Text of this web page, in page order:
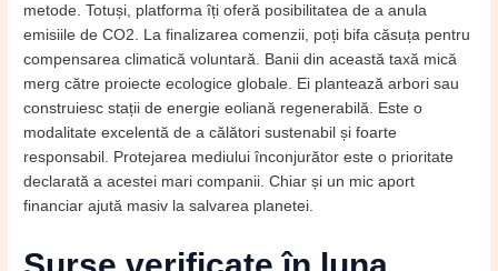
metode. Totuși, platforma îți oferă posibilitatea de a anula
emisiile de CO2. La finalizarea comenzii, poți bifa căsuța pentru
compensarea climatică voluntară. Banii din această taxă mică
merg către proiecte ecologice globale. Ei plantează arbori sau
construiesc stații de energie eoliană regenerabilă. Este o
modalitate excelentă de a călători sustenabil și foarte
responsabil. Protejarea mediului înconjurător este o prioritate
declarată a acestei mari companii. Chiar și un mic aport
financiar ajută masiv la salvarea planetei.